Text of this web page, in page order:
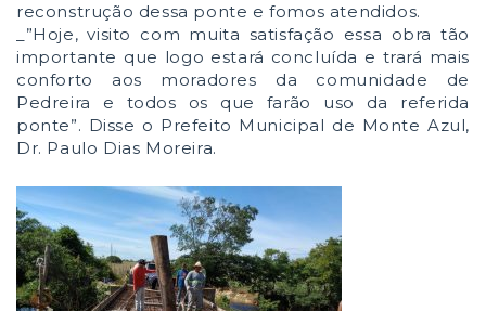
reconstrução dessa ponte e fomos atendidos.
_”Hoje, visito com muita satisfação essa obra tão
importante que logo estará concluída e trará mais
conforto aos moradores da comunidade de
Pedreira e todos os que farão uso da referida
ponte”. Disse o Prefeito Municipal de Monte Azul,
Dr. Paulo Dias Moreira.